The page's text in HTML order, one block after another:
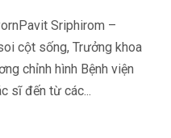
Sriphirom –
cột sống, Trưởng khoa
chỉnh hình Bệnh viện
sĩ đến từ các...